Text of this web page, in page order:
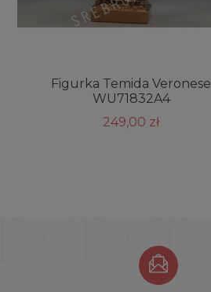
Figurka Temida Veronese
WU71832A4
249,00 zł